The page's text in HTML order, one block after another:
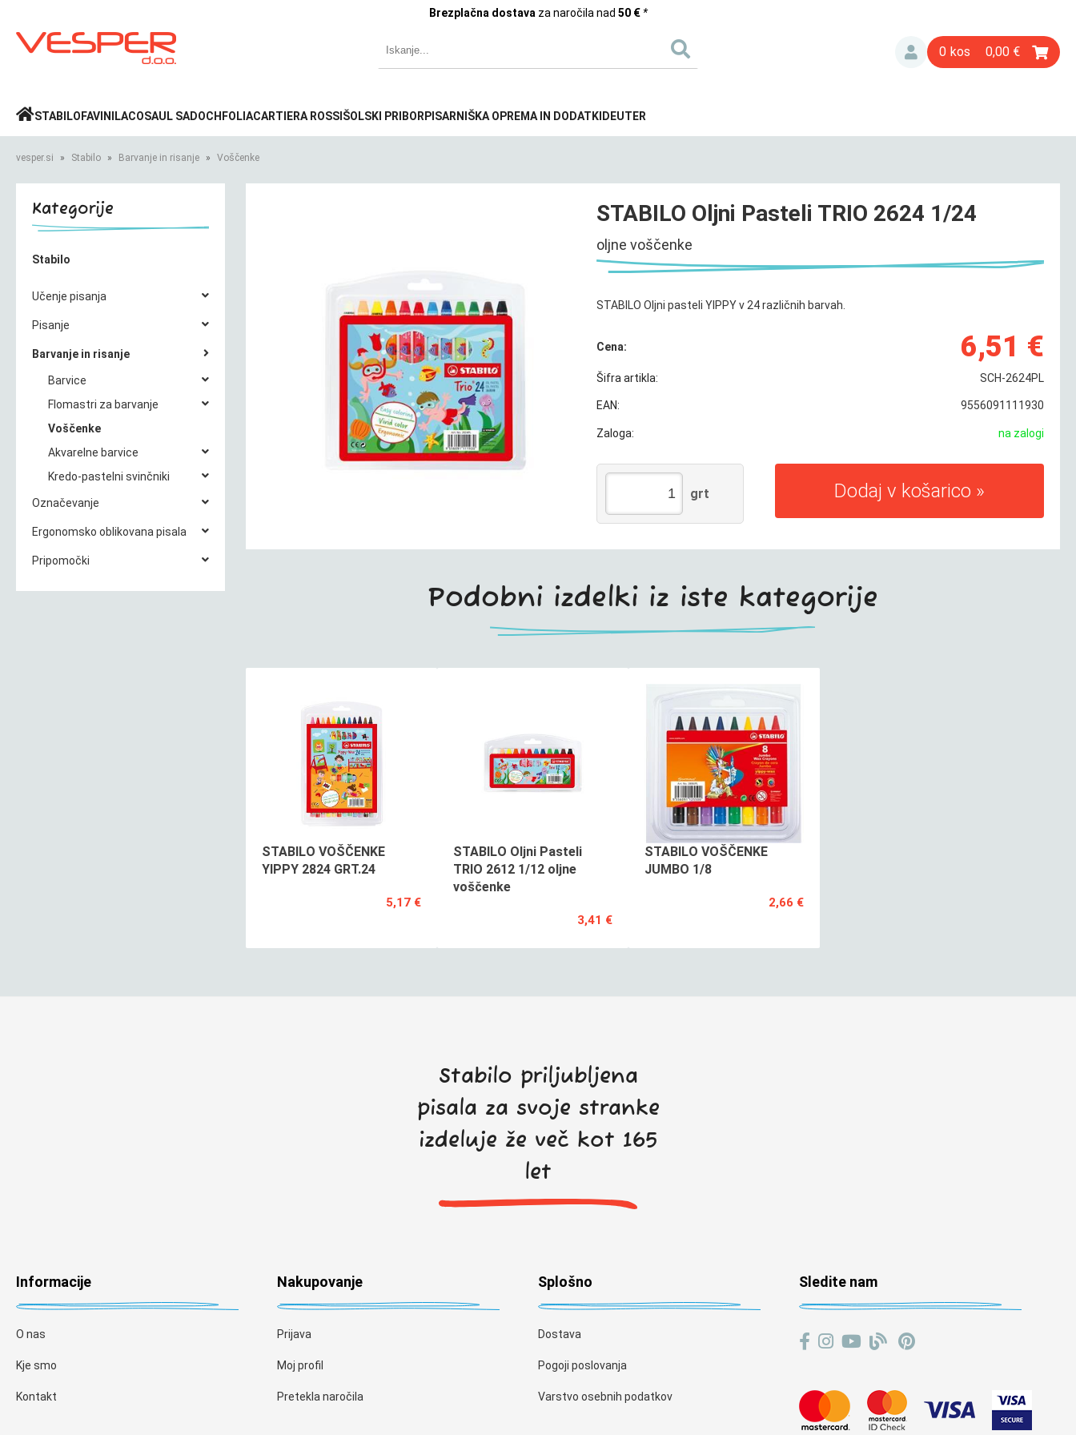
Brezplačna dostava za naročila nad 50 € *
Prijava» 0 0,00
STABILO FAVINI LACOSAUL SADOCH FOLIACARTIERA ROSSI ŠOLSKI PRIBOR PISARNIŠKA OPREMA IN DODATKI DEUTER
vesper.si Stabilo Barvanje in risanje Voščenke
Kategorije
Stabilo
Učenje pisanja
Pisanje
Barvanje in risanje
Barvice
Flomastri za barvanje
Voščenke
Akvarelne barvice
Kredo-pastelni svinčniki
Označevanje
Ergonomsko oblikovana pisala
Pripomočki
STABILO Oljni Pasteli TRIO 2624 1/24
oljne voščenke
STABILO Oljni pasteli YIPPY v 24 različnih barvah.
Cena: 6,51 €
Šifra artikla: SCH-2624PL
EAN: 9556091111930
Zaloga: na zalogi
Dodaj v košarico
grt
Podobni izdelki iz iste kategorije
STABILO VOŠČENKE
YIPPY 2824 GRT.24
5,17 €
STABILO Oljni Pasteli
TRIO 2612 1/12 oljne
voščenke
3,41 €
STABILO VOŠČENKE
JUMBO 1/8
2,66 €
Stabilo priljubljena
pisala za svoje stranke
izdeluje že več kot 165
let
Informacije
O nas
Kje smo
Kontakt
Nakupovanje
Prijava
Moj profil
Pretekla naročila
Splošno
Dostava
Pogoji poslovanja
Varstvo osebnih podatkov
Sledite nam